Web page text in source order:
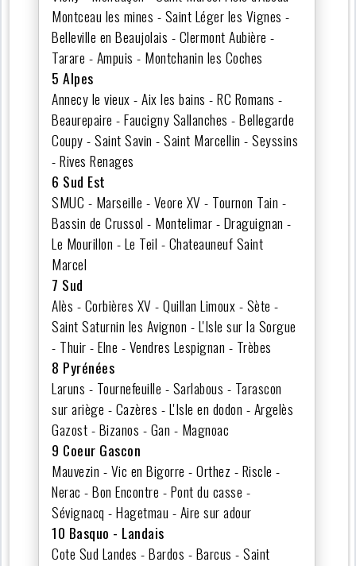
Montceau les mines - Saint Léger les Vignes -
Belleville en Beaujolais - Clermont Aubière -
Tarare - Ampuis - Montchanin les Coches
5 Alpes
Annecy le vieux - Aix les bains - RC Romans -
Beaurepaire - Faucigny Sallanches - Bellegarde
Coupy - Saint Savin - Saint Marcellin - Seyssins
- Rives Renages
6 Sud Est
SMUC - Marseille - Veore XV - Tournon Tain -
Bassin de Crussol - Montelimar - Draguignan -
Le Mourillon - Le Teil - Chateauneuf Saint
Marcel
7 Sud
Alès - Corbières XV - Quillan Limoux - Sète -
Saint Saturnin les Avignon - L'Isle sur la Sorgue
- Thuir - Elne - Vendres Lespignan - Trèbes
8 Pyrénées
Laruns - Tournefeuille - Sarlabous - Tarascon
sur ariège - Cazères - L'Isle en dodon - Argelès
Gazost - Bizanos - Gan - Magnoac
9 Coeur Gascon
Mauvezin - Vic en Bigorre - Orthez - Riscle -
Nerac - Bon Encontre - Pont du casse -
Sévignacq - Hagetmau - Aire sur adour
10 Basquo - Landais
Cote Sud Landes - Bardos - Barcus - Saint